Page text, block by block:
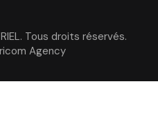
Tous droits réservés.
Agency